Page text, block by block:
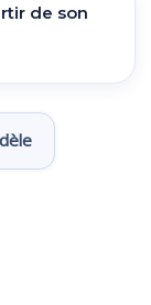
de son